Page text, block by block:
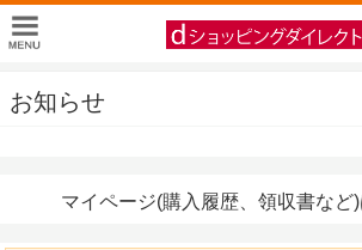
お知らせ
マイページ(購入履歴、領収書など)